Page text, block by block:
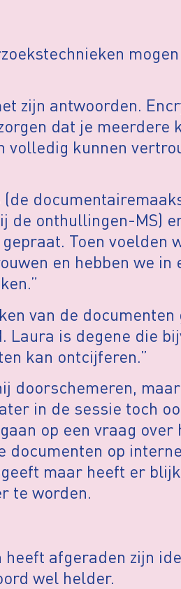
zijn antwoorden.
dat je meerdere
volledig kunnen
de onthullingen-MS)
Toen voelden
en hebben we in
van de
Laura is degene die
kan ontcijferen.”
doorschemeren,
in de sessie toch
op een vraag over
documenten op
maar heeft er
te worden.
heeft afgeraden zijn
wel helder.